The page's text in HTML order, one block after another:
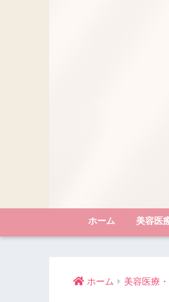
ホーム 美容医
ホーム 美容医療